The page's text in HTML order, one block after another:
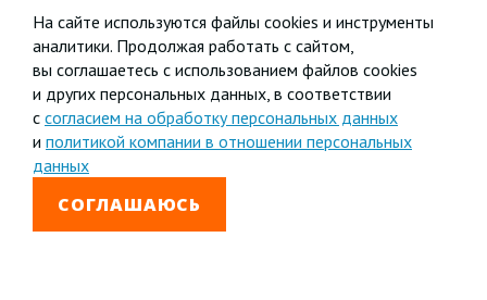
На сайте используются файлы cookies и инструменты
аналитики. Продолжая работать с сайтом,
вы соглашаетесь с использованием файлов cookies
и других персональных данных, в соответствии
с согласием на обработку персональных данных
и политикой компании в отношении персональных
данных
СОГЛАШАЮСЬ